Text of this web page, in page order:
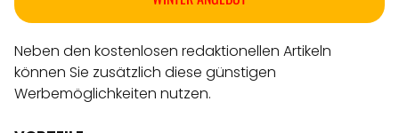
Neben den kostenlosen redaktionellen Artikeln
können Sie zusätzlich diese günstigen
Werbemöglichkeiten nutzen.